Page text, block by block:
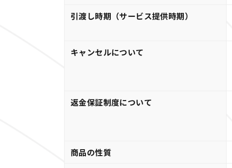
引渡し時期（サービス提供時期）
キャンセルについて
返金保証制度について
商品の性質